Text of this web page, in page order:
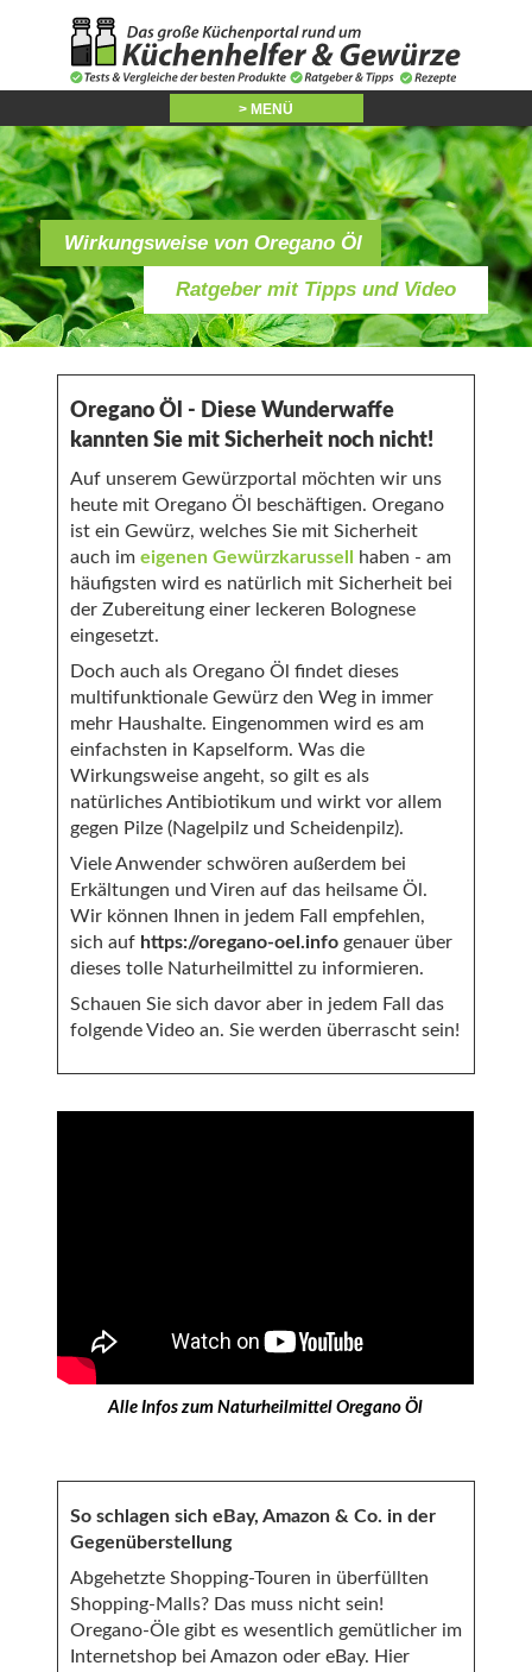
Wirkungsweise von Oregano Öl
Ratgeber mit Tipps und Video
Oregano Öl - Diese Wunderwaffe
kannten Sie mit Sicherheit noch nicht!
Auf unserem Gewürzportal möchten wir uns
heute mit Oregano Öl beschäftigen. Oregano
ist ein Gewürz, welches Sie mit Sicherheit
auch im eigenen Gewürzkarussell
haben - am
häufigsten wird es natürlich mit Sicherheit bei
der Zubereitung einer leckeren Bolognese
eingesetzt.
Doch auch als Oregano Öl findet dieses
multifunktionale Gewürz den Weg in immer
mehr Haushalte. Eingenommen wird es am
einfachsten in Kapselform. Was die
Wirkungsweise angeht, so gilt es als
natürliches Antibiotikum und wirkt vor allem
gegen Pilze (Nagelpilz und Scheidenpilz).
Viele Anwender schwören außerdem bei
Erkältungen und Viren auf das heilsame Öl.
Wir können Ihnen in jedem Fall empfehlen,
sich auf https://oregano-oel.infogenauer über
dieses tolle Naturheilmittel zu informieren.
Schauen Sie sich davor aber in jedem Fall das
folgende Video an. Sie werden überrascht sein!
Alle Infos zum Naturheilmittel Oregano Öl
So schlagen sich eBay, Amazon & Co. in der
Gegenüberstellung
Abgehetzte Shopping-Touren in überfüllten
Shopping-Malls? Das muss nicht sein!
Oregano-Öle gibt es wesentlich gemütlicher im
Internetshop bei Amazon oder eBay. Hier
> MENÜ